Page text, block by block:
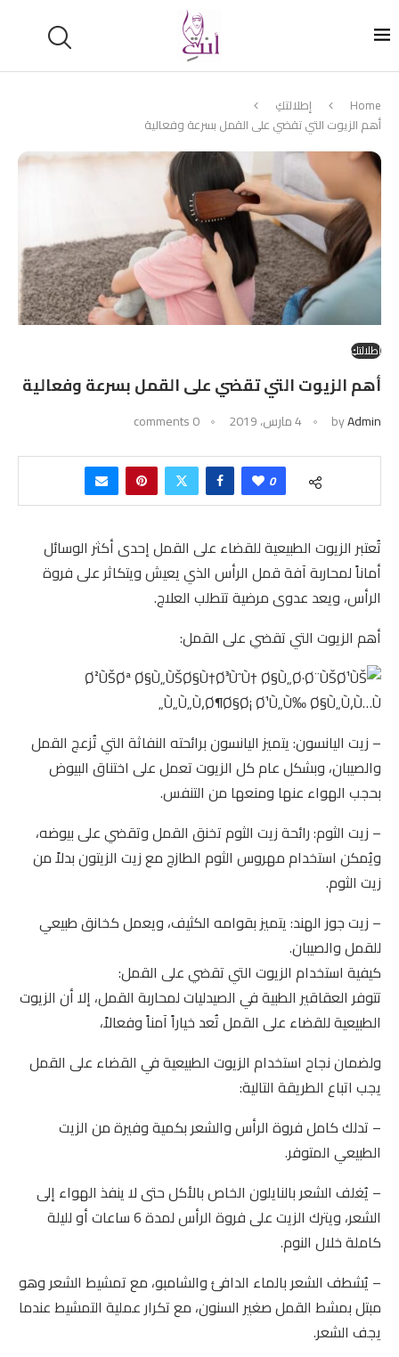
Home
إطلالتكِ
أهم الزيوت التي تقضي على القمل بسرعة وفعالية
إطلالتكِ
أهم الزيوت التي تقضي على القمل بسرعة وفعالية
byAdmin 4 مارس، 2019 0 comments
0
تُعتبر الزيوت الطبيعية للقضاء على القمل إحدى أكثر الوسائل
أماناً لمحاربة آفة قمل الرأس الذي يعيش ويتكاثر على فروة
الرأس، ويعد عدوى مرضية تتطلب العلاج.
أهم الزيوت التي تقضي على القمل:
– زيت اليانسون: يتميز اليانسون برائحته النفاثة التي تُزعج القمل
والصيبان، وبشكل عام كل الزيوت تعمل على اختناق البيوض
بحجب الهواء عنها ومنعها من التنفس.
– زيت الثوم: رائحة زيت الثوم تخنق القمل وتقضي على بيوضه،
ويُمكن استخدام مهروس الثوم الطازج مع زيت الزيتون بدلاً من
زيت الثوم.
– زيت جوز الهند: يتميز بقوامه الكثيف، ويعمل كخانق طبيعي
للقمل والصيبان.
كيفية استخدام الزيوت التي تقضي على القمل:
تتوفر العقاقير الطبية في الصيدليات لمحاربة القمل، إلا أن الزيوت
الطبيعية للقضاء على القمل تُعد خياراً آمناً وفعالاً،
ولضمان نجاح استخدام الزيوت الطبيعية في القضاء على القمل
يجب اتباع الطريقة التالية:
– تدلك كامل فروة الرأس والشعر بكمية وفيرة من الزيت
الطبيعي المتوفر.
– يُغلف الشعر بالنايلون الخاص بالأكل حتى لا ينفذ الهواء إلى
الشعر، ويترك الزيت على فروة الرأس لمدة 6 ساعات أو لليلة
كاملة خلال النوم.
– يُشطف الشعر بالماء الدافئ والشامبو، مع تمشيط الشعر وهو
مبتل بمشط القمل صغير السنون، مع تكرار عملية التمشيط عندما
يجف الشعر.